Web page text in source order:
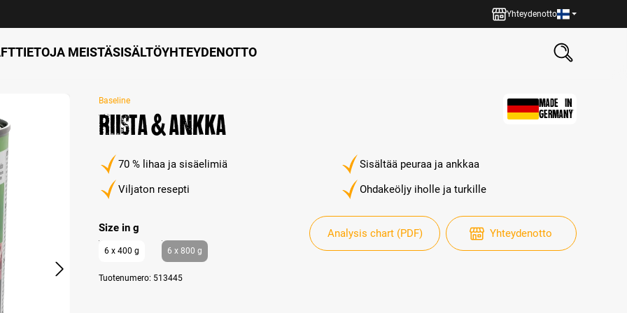
Yhteydenotto
TIETOJA MEISTÄSISÄLTÖYHTEYDENOTTO
Baseline
Riista & Ankka
MADE IN
GERMANY
70 % lihaa ja sisäelimiä
Sisältää peuraa ja ankkaa
Viljaton resepti
Ohdakeöljy iholle ja turkille
Select
Size in g
6 x 400 g 6 x 800 g
Tuotenumero: 513445
Analysis chart (PDF) Yhteydenotto